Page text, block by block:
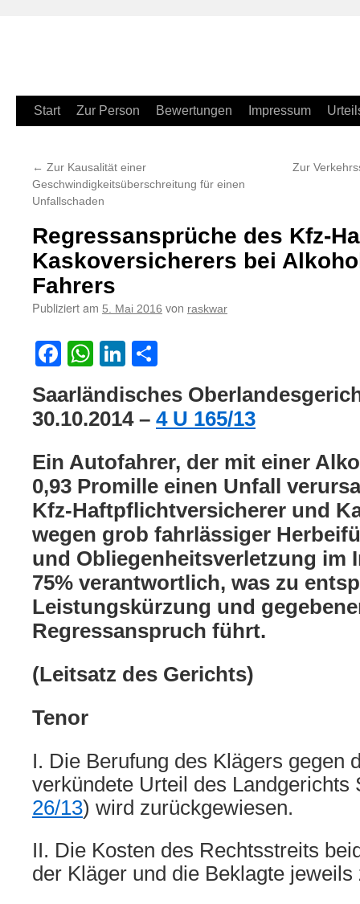
Zum
springen
Start Zur Person Bewertungen Impressum
← Zur Kausalität einer
Geschwindigkeitsüberschreitung für einen
Unfallschaden
Zur
Regressansprüche des Kfz-
Kaskoversicherers bei
Fahrers
Publiziert am 5. Mai 2016 von raskwar
Facebook
WhatsApp
LinkedIn
Saarländisches
30.10.2014 – 4 U 165/13
Ein Autofahrer, der mit einer
0,93 Promille einen Unfall
Kfz-Haftpflichtversicherer und
wegen grob fahrlässiger
und Obliegenheitsverletzung im
75% verantwortlich, was zu
Leistungskürzung und
Regressanspruch führt.
(Leitsatz des Gerichts)
Tenor
I. Die Berufung des Klägers gegen
verkündete Urteil des Landgerichts
26/13) wird zurückgewiesen.
II. Die Kosten des Rechtsstreits
der Kläger und die Beklagte jeweils